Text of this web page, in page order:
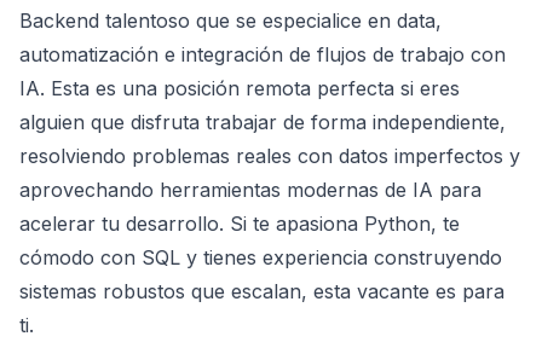
Backend talentoso que se especialice en data,
automatización e integración de flujos de trabajo con
IA. Esta es una posición remota perfecta si eres
alguien que disfruta trabajar de forma independiente,
resolviendo problemas reales con datos imperfectos y
aprovechando herramientas modernas de IA para
acelerar tu desarrollo. Si te apasiona Python, te
cómodo con SQL y tienes experiencia construyendo
sistemas robustos que escalan, esta vacante es para
ti.